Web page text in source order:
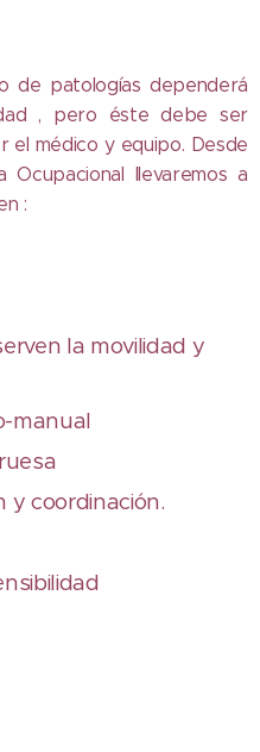
de patologías dependerá
, pero éste debe ser
el médico y equipo. Desde
llevaremos a
:
la movilidad y
manual
y coordinación.